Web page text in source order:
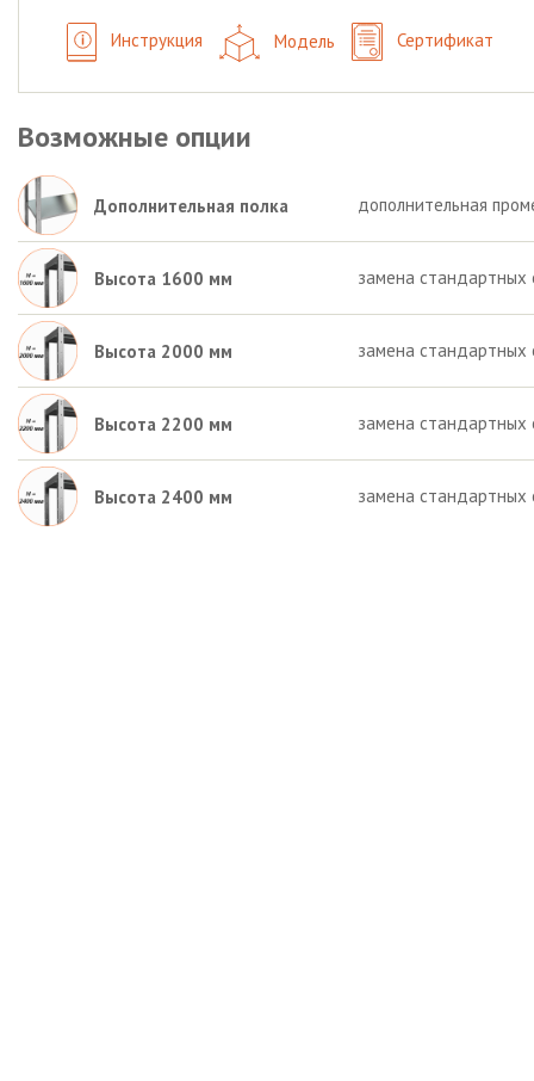
Инструкция Модель Сертификат
Возможные опции
Дополнительная полка дополнительная
Высота 1600 мм замена стандартных
Высота 2000 мм замена стандартных
Высота 2200 мм замена стандартных
Высота 2400 мм замена стандартных